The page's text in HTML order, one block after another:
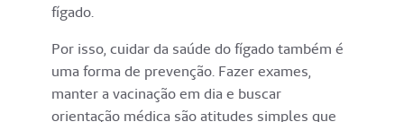
fígado.
Por isso, cuidar da saúde do fígado também é
uma forma de prevenção. Fazer exames,
manter a vacinação em dia e buscar
orientação médica são atitudes simples que